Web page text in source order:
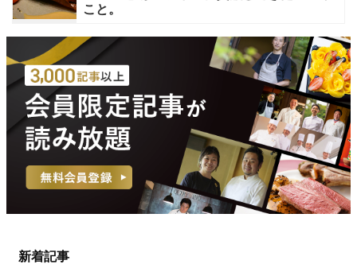
こと。
新着記事